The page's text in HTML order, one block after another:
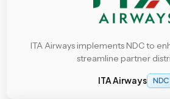
ITA Airways implements NDC to
streamline partner
ITA Airways NDC